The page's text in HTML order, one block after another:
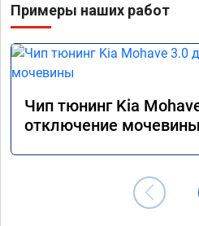
Примеры наших работ
Чип тюнинг Kia
отключение мочевины